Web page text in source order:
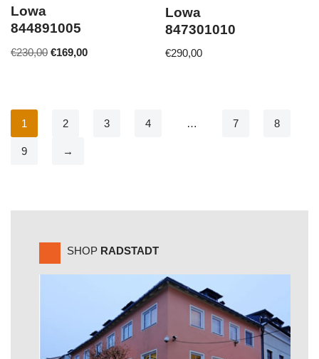
Lowa
844891005
€230,00 €169,00
Lowa
847301010
€290,00
1 2 3 4 … 7 8
9 →
SHOP RADSTADT